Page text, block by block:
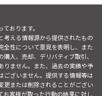
おります。
考える情報源から提供されたもの
全性について意見を表明し、また
入、売却、デリバティブ取引、
りません。また、過去の実績や予
ございません。提供する情報等は
更または削除されることがござい